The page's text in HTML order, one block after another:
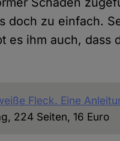
doch zu einfach.
es ihm auch, dass
Fleck. Eine
224 Seiten, 16 Euro